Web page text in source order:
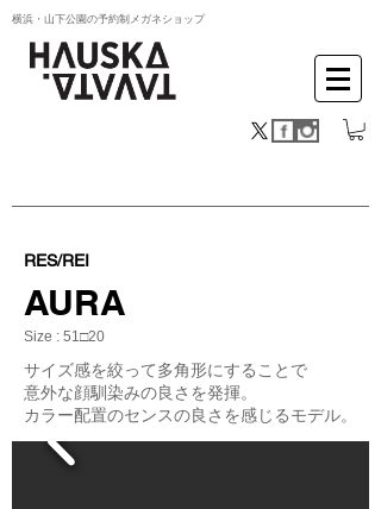
横浜・山下公園の予約制メガネショップ
RES/REI
AURA
Size : 51□20
サイズ感を絞って多角形にすることで
意外な顔馴染みの良さを発揮。
カラー配置のセンスの良さを感じるモデル。